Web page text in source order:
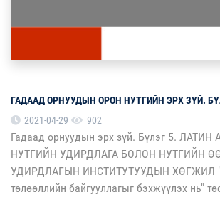
ГАДААД ОРНУУДЫН ОРОН НУТГИЙН ЭРХ ЗҮЙ.
2021-04-29
902
Гадаад орнуудын эрх зүй. Бүлэг 5.
НУТГИЙН УДИРДЛАГА БОЛОН НУТГИЙН
УДИРДЛАГЫН ИНСТИТУТУУДЫН ХӨГЖИЛ
төлөөллийн байгууллагыг бэхжүүлэх нь"